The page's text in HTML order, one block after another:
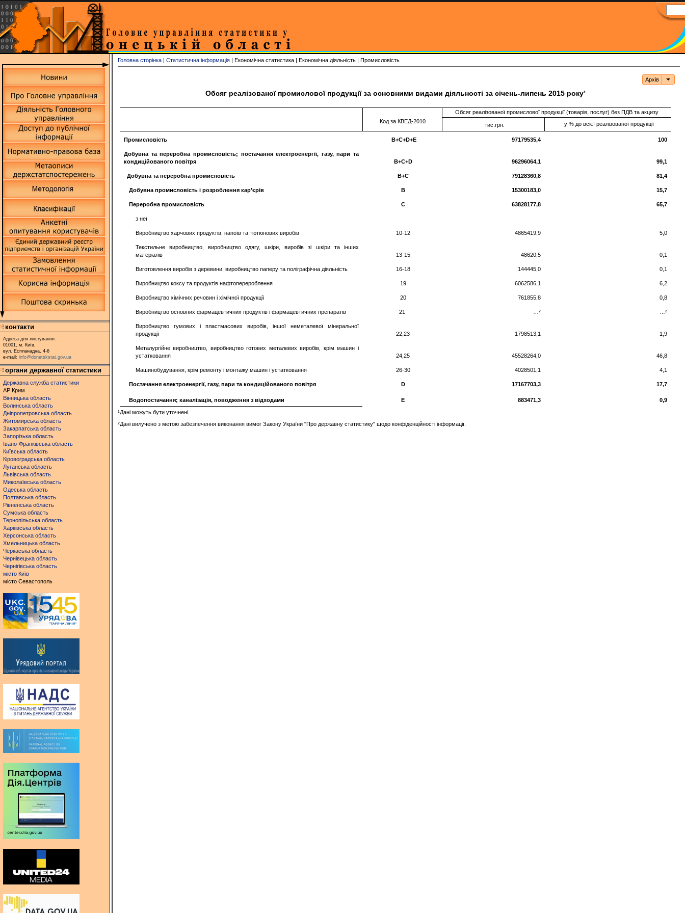
контакти
Адреса для листування:
01001, м. Київ,
вул. Еспланадна, 4-6
e-mail: info@donetskstat.gov.ua
органи державної статистики
Державна служба статистики
АР Крим
Вінницька область
Волинська область
Дніпропетровська область
Житомирська область
Закарпатська область
Запорізька область
Івано-Франківська область
Київська область
Кіровоградська область
Луганська область
Львівська область
Миколаївська область
Одеська область
Полтавська область
Рівненська область
Сумська область
Тернопільська область
Харківська область
Херсонська область
Хмельницька область
Черкаська область
Чернівецька область
Чернігівська область
місто Київ
місто Севастополь
Головна сторінка | Статистична інформація | Економічна статистика | Економічна діяльність | Промисловість
Архів
Обсяг реалізованої промислової продукції за основними видами діяльності за січень-липень 2015 року¹
Код за КВЕД-2010
Обсяг реалізованої промислової продукції (товарів, послуг) без ПДВ та акцизу
тис.грн. у % до всієї реалізованої продукції
Промисловість B+C+D+Е 97179535,4 100
Добувна та переробна промисловість; постачання електроенергії, газу, пари та
кондиційованого повітря
B+C+D 96296064,1 99,1
Добувна та переробна промисловість B+C 79128360,8 81,4
Добувна промисловість і розроблення кар’єрів B 15300183,0 15,7
Переробна промисловість С 63828177,8 65,7
з неї
Виробництво харчових продуктів, напоїв та тютюнових виробів 10-12 4865419,9 5,0
Текстильне виробництво, виробництво одягу, шкіри, виробів зі шкіри та інших
матеріалів
13-15 48620,5 0,1
Виготовлення виробів з деревини, виробництво паперу та поліграфічна діяльність 16-18 144445,0 0,1
Виробництво коксу та продуктів нафтоперероблення 19 6062586,1 6,2
Виробництво хімічних речовин і хімічної продукції 20 761855,8 0,8
Виробництво основних фармацевтичних продуктів і фармацевтичних препаратів 21 …² …²
Виробництво гумових і пластмасових виробів, іншої неметалевої мінеральної
продукції
22,23 1798513,1 1,9
Металургійне виробництво, виробництво готових металевих виробів, крім машин і
устатковання
24,25 45528264,0 46,8
Машинобудування, крім ремонту і монтажу машин і устатковання 26-30 4028501,1 4,1
Постачання електроенергії, газу, пари та кондиційованого повітря D 17167703,3 17,7
Водопостачання; каналізація, поводження з відходами Е 883471,3
0,9
¹Дані можуть бути уточнені.
²Дані вилучено з метою забезпечення виконання вимог Закону України "Про державну статистику" щодо конфіденційності інформації.